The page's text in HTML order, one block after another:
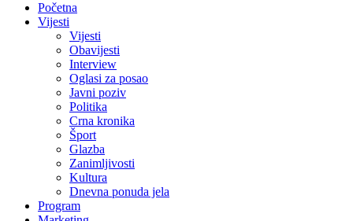
Početna
Vijesti
Vijesti
Obavijesti
Interview
Oglasi za posao
Javni poziv
Politika
Crna kronika
Šport
Glazba
Zanimljivosti
Kultura
Dnevna ponuda jela
Program